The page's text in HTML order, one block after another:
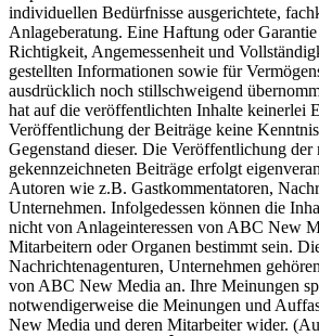
individuellen Bedürfnisse ausgerichtete,
Anlageberatung. Eine Haftung oder
Richtigkeit, Angemessenheit und
gestellten Informationen sowie für
ausdrücklich noch stillschweigend
hat auf die veröffentlichten Inhalte keinerlei
Veröffentlichung der Beiträge keine
Gegenstand dieser. Die Veröffentlichung der
gekennzeichneten Beiträge erfolgt
Autoren wie z.B. Gastkommentatoren,
Unternehmen. Infolgedessen können die
nicht von Anlageinteressen von ABC New
Mitarbeitern oder Organen bestimmt sein.
Nachrichtenagenturen, Unternehmen
von ABC New Media an. Ihre Meinungen
notwendigerweise die Meinungen und
New Media und deren Mitarbeiter wider. (